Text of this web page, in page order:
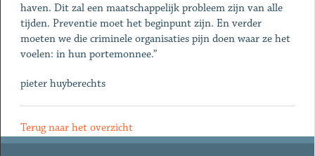
haven. Dit zal een maatschappelijk probleem zijn van alle
tijden. Preventie moet het beginpunt zijn. En verder
moeten we die criminele organisaties pijn doen waar ze het
voelen: in hun portemonnee.”
pieter huyberechts
Terug naar het overzicht